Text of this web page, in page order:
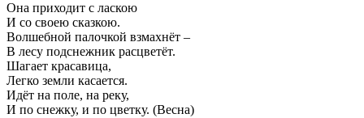
Она приходит с ласкою
И со своею сказкою.
Волшебной палочкой взмахнёт –
В лесу подснежник расцветёт.
Шагает красавица,
Легко земли касается.
Идёт на поле, на реку,
И по снежку, и по цветку. (Весна)